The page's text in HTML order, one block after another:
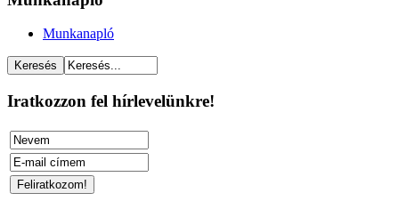
Munkanapló
Iratkozzon fel hírlevelünkre!